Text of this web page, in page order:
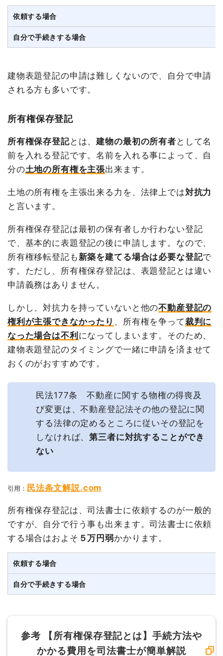
依頼する場合
自分で手続きする場合
建物表題登記の申請は難しくないので、自分で申請
される方も多いです。
所有権保存登記
所有権保存登記とは、建物の最初の所有者 として名
前を入れる登記です。名前を入れる事によって、自
分の土地の所有権を主張出来ます。
土地の所有権を主張出来る力を、法律上では対抗力
と言います。
所有権保存登記は最初の保有者しか行わない登記
で、基本的に表題登記の後に申請します。なので、
所有権移転登記も 新築を建てる場合は必要な登記で
す。ただし、所有権保存登記は、表題登記とは違い
申請義務はありません。
しかし、対抗力を持っていないと他の不動産登記の
権利が主張できなかったり 、所有権を争って裁判に
なった場合は不利 になってしまいます。そのため、
建物表題登記のタイミングで一緒に申請を済ませて
おくのがおすすめです。
民法177条 不動産に関する物権の得喪及
び変更は、不動産登記法その他の登記に関
する法律の定めるところに従いその登記を
しなければ、第三者に対抗することができ
ない
引用： 民法条文解説.com
所有権保存登記は、司法書士に依頼するのが一般的
ですが、自分で行う事も出来ます。司法書士に依頼
する場合はおよそ ５万円弱かかります。
依頼する場合
自分で手続きする場合
参考
【所有権保存登記とは】手続方法や
かかる費用を司法書士が簡単解説